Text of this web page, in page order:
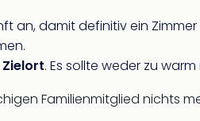
an, damit definitiv ein
. Es sollte weder zu
Familienmitglied nichts